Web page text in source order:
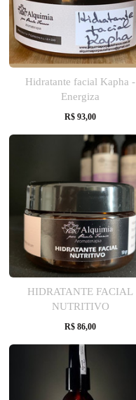
Hidratante facial Kapha -
Energiza
R$ 93,00
HIDRATANTE FACIAL
NUTRITIVO
R$ 86,00